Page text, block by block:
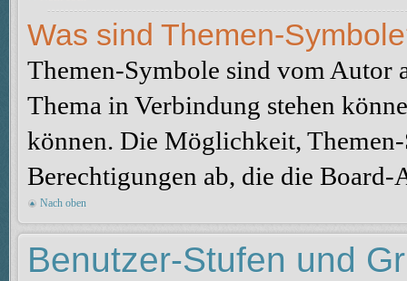
Was sind Themen-
Themen-Symbole sind vom Autor
Thema in Verbindung stehen
können. Die Möglichkeit,
Berechtigungen ab, die die
Nach oben
Benutzer-Stufen und